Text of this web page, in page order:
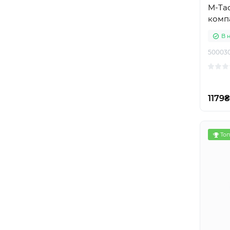
M-
В
1179₴
Топ